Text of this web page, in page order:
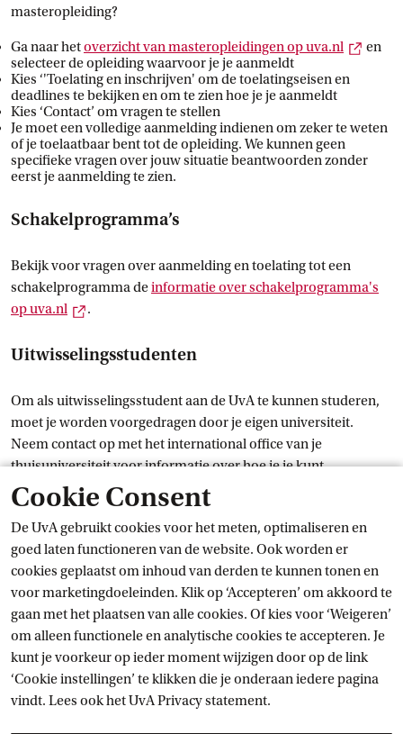
Cookie Consent
De UvA gebruikt cookies voor het meten, optimaliseren en
goed laten functioneren van de website. Ook worden er
cookies geplaatst om inhoud van derden te kunnen tonen en
voor marketingdoeleinden. Klik op ‘Accepteren’ om akkoord te
gaan met het plaatsen van alle cookies. Of kies voor ‘Weigeren’
om alleen functionele en analytische cookies te accepteren. Je
kunt je voorkeur op ieder moment wijzigen door op de link
‘Cookie instellingen’ te klikken die je onderaan iedere pagina
vindt. Lees ook hetUvA Privacy statement.
masteropleiding?
Ga naar hetoverzicht van masteropleidingen op uva.nl
en
selecteer de opleiding waarvoor je je aanmeldt
Kies ‘'Toelating en inschrijven' om de toelatingseisen en
deadlines te bekijken en om te zien hoe je je aanmeldt
Kies ‘Contact’ om vragen te stellen
Je moet een volledige aanmelding indienen om zeker te weten
of je toelaatbaar bent tot de opleiding. We kunnen geen
specifieke vragen over jouw situatie beantwoorden zonder
eerst je aanmelding te zien.
Schakelprogramma’s
Bekijk voor vragen over aanmelding en toelating tot een
schakelprogramma deinformatie over schakelprogramma's
op uva.nl Externe link
.
Uitwisselingsstudenten
Om als uitwisselingsstudent aan de UvA te kunnen studeren,
moet je worden voorgedragen door je eigen universiteit.
Neem contact op met het international office van je
thuisuniversiteit voor informatie over hoe je je kunt
aanmelden.
Wat is de status van mijn
inschrijving?
Nadat je je hebt aangemeld bij de UvA, kun je destatus van je
inschrijving controlerenin SIS.
Overige vragen
Voor algemene vragen over studeren aan de UvA kun je